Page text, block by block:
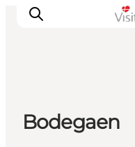
Oplevelser
Kalender
Bodegaen